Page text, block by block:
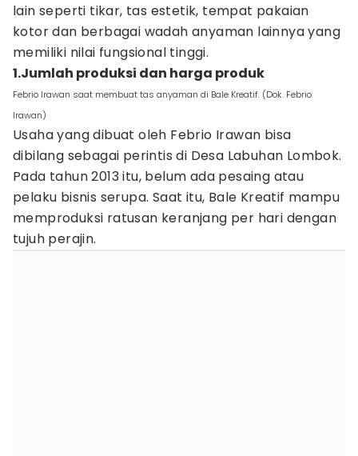
lain seperti tikar, tas estetik, tempat pakaian
kotor dan berbagai wadah anyaman lainnya yang
memiliki nilai fungsional tinggi.
1.Jumlah produksi dan harga produk
Febrio Irawan saat membuat tas anyaman di Bale Kreatif. (Dok. Febrio
Irawan)
Usaha yang dibuat oleh Febrio Irawan bisa
dibilang sebagai perintis di Desa Labuhan Lombok.
Pada tahun 2013 itu, belum ada pesaing atau
pelaku bisnis serupa. Saat itu, Bale Kreatif mampu
memproduksi ratusan keranjang per hari dengan
tujuh perajin.